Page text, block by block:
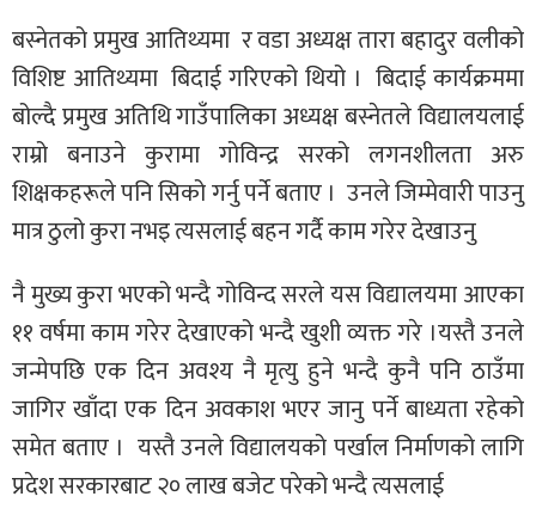
बस्नेतको प्रमुख आतिथ्यमा र वडा अध्यक्ष तारा बहादुर वलीको
विशिष्ट आतिथ्यमा बिदाई गरिएको थियो । बिदाई कार्यक्रममा
बोल्दै प्रमुख अतिथि गाउँपालिका अध्यक्ष बस्नेतले विद्यालयलाई
राम्रो बनाउने कुरामा गोविन्द्र सरको लगनशीलता अरु
शिक्षकहरूले पनि सिको गर्नु पर्ने बताए । उनले जिम्मेवारी पाउनु
मात्र ठुलो कुरा नभइ त्यसलाई बहन गर्दै काम गरेर देखाउनु
नै मुख्य कुरा भएको भन्दै गोविन्द सरले यस विद्यालयमा आएका
११ वर्षमा काम गरेर देखाएको भन्दै खुशी व्यक्त गरे ।यस्तै उनले
जन्मेपछि एक दिन अवश्य नै मृत्यु हुने भन्दै कुनै पनि ठाउँमा
जागिर खाँदा एक दिन अवकाश भएर जानु पर्ने बाध्यता रहेको
समेत बताए । यस्तै उनले विद्यालयको पर्खाल निर्माणको लागि
प्रदेश सरकारबाट २० लाख बजेट परेको भन्दै त्यसलाई